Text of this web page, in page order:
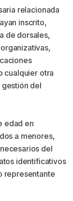
relacionada
inscrito,
de dorsales,
cualquier otra
del
edad en
a menores,
del
identificativos
representante